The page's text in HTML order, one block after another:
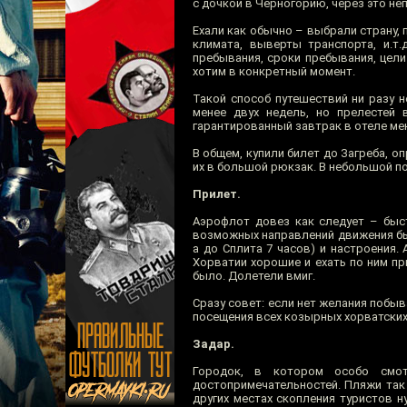
с дочкой в Черногорию, через это
Ехали как обычно – выбрали страну,
климата, выверты транспорта,
пребывания, сроки пребывания,
хотим в конкретный момент.
Такой способ путешествий ни разу
менее двух недель, но
гарантированный завтрак в отеле
В общем, купили билет до Загреба,
их в большой рюкзак. В небольшой
Прилет.
Аэрофлот довез как следует –
возможных направлений движения
а до Сплита 7 часов) и
Хорватии хорошие и ехать по ним
было. Долетели вмиг.
Сразу совет: если нет желания
посещения всех козырных
Задар.
Городок, в котором особо
достопримечательностей. Пляжи
других местах скопления туристов